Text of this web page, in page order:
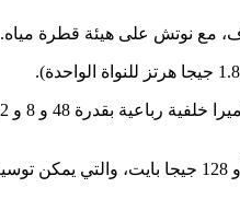
مع نوتش على هيئة قطرة مياه.